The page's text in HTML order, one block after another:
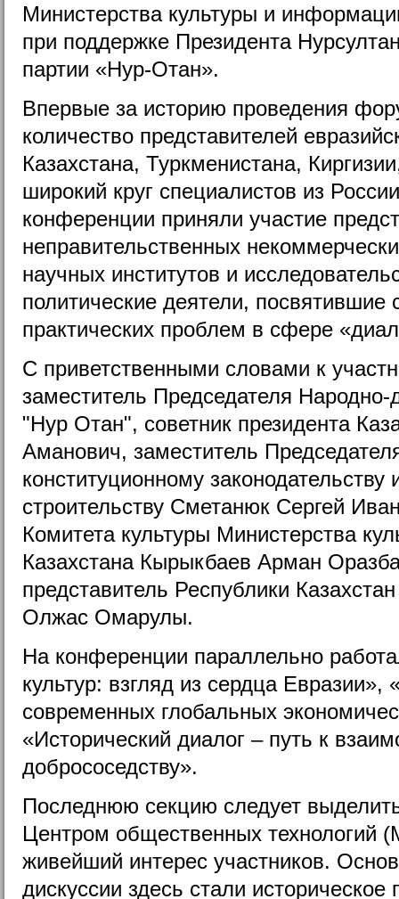
Министерства культуры и
при поддержке Президента
партии «Нур-Отан».
Впервые за историю проведения
количество представителей
Казахстана, Туркменистана,
широкий круг специалистов из
конференции приняли участие
неправительственных
научных институтов и
политические деятели, посвятившие
практических проблем в сфере
С приветственными словами к
заместитель Председателя Народно-
"Нур Отан", советник президента
Аманович, заместитель
конституционному законодательству
строительству Сметанюк Сергей
Комитета культуры Министерства
Казахстана Кырыкбаев Арман
представитель Республики
Олжас Омарулы.
На конференции параллельно
культур: взгляд из сердца
современных глобальных
«Исторический диалог – путь к
добрососедству».
Последнюю секцию следует
Центром общественных технологий
живейший интерес участников.
дискуссии здесь стали